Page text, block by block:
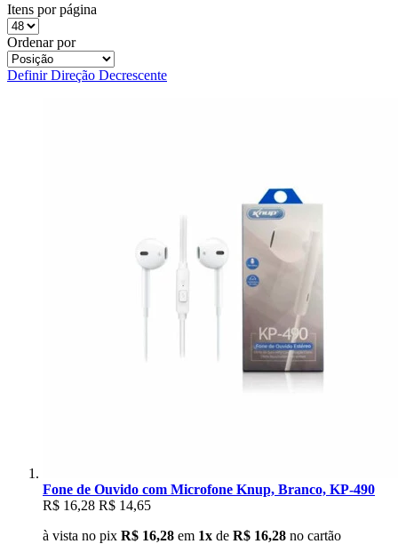
Itens por página
Ordenar por
Definir Direção Decrescente
Fone de Ouvido com Microfone Knup, Branco, KP-490
R$ 16,28 R$ 14,65
à vista no pix R$ 16,28 em 1x de R$ 16,28 no cartão